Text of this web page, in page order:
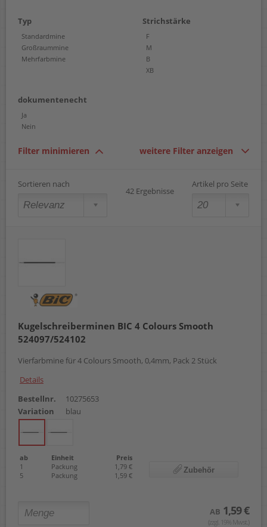
Waterman
Westcott
Typ
Standardmine
Großraummine
Mehrfarbmine
Strichstärke
F
M
B
XB
dokumentenecht
Ja
Nein
Filter minimieren weitere Filter anzeigen
Sortieren nach
42 Ergebnisse
Artikel pro Seite
Kugelschreiberminen BIC 4 Colours Smooth
524097/524102
Vierfarbmine für 4 Colours Smooth, 0,4mm, Pack 2 Stück
Details
Bestellnr.
10275653
Variation
blau
ab Einheit
Preis
1
Packung
1,79 €
5
Packung 1,59 €
Zubehör
AB 1,59 €
(zzgl. 19% Mwst.)